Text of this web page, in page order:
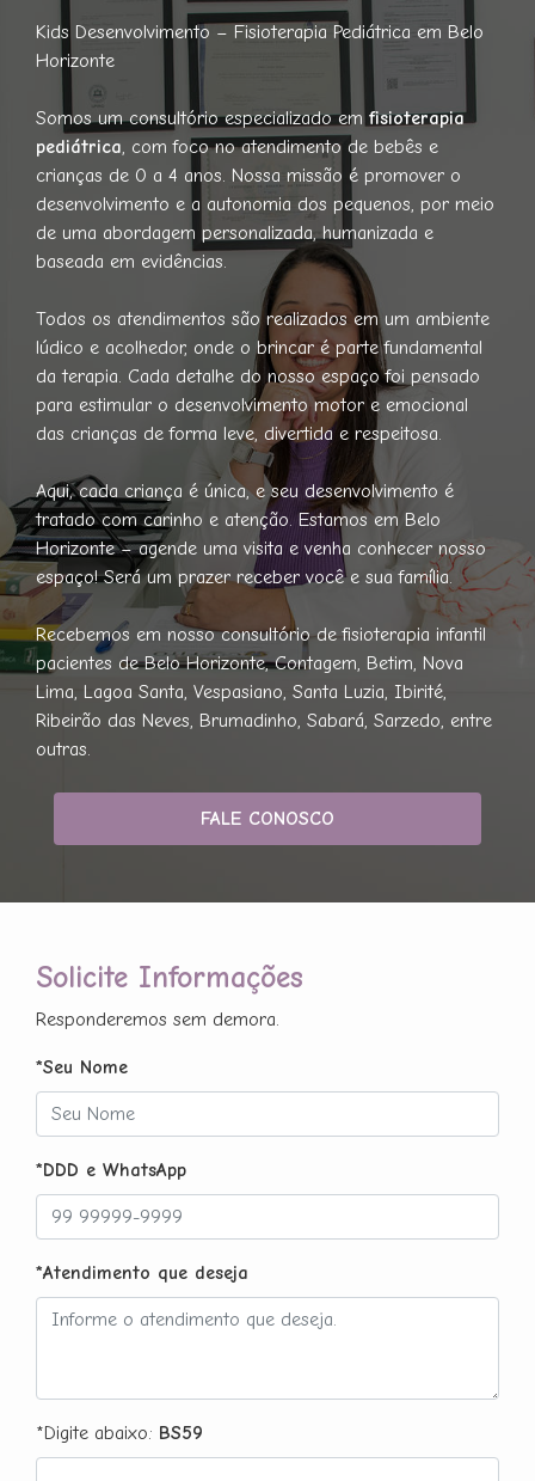
Kids Desenvolvimento – Fisioterapia Pediátrica em Belo
Horizonte
Somos um consultório especializado em fisioterapia
pediátrica, com foco no atendimento de bebês e
crianças de 0 a 4 anos. Nossa missão é promover o
desenvolvimento e a autonomia dos pequenos, por meio
de uma abordagem personalizada, humanizada e
baseada em evidências.
Todos os atendimentos são realizados em um ambiente
lúdico e acolhedor, onde o brincar é parte fundamental
da terapia. Cada detalhe do nosso espaço foi pensado
para estimular o desenvolvimento motor e emocional
das crianças de forma leve, divertida e respeitosa.
Aqui, cada criança é única, e seu desenvolvimento é
tratado com carinho e atenção. Estamos em Belo
Horizonte – agende uma visita e venha conhecer nosso
espaço! Será um prazer receber você e sua família.
Recebemos em nosso consultório de fisioterapia infantil
pacientes de Belo Horizonte, Contagem, Betim, Nova
Lima, Lagoa Santa, Vespasiano, Santa Luzia, Ibirité,
Ribeirão das Neves, Brumadinho, Sabará, Sarzedo, entre
outras.
FALE CONOSCO
Solicite Informações
Responderemos sem demora.
*Seu Nome
*DDD e WhatsApp
*Atendimento que deseja
*Digite abaixo: BS59